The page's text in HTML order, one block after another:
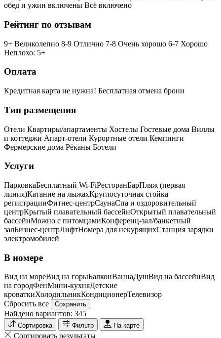
обед и ужин включены Всё включено
Рейтинг по отзывам
9+ Великолепно 8-9 Отлично 7-8 Очень хорошо 6-7 Хорошо
Неплохо: 5+
Оплата
Кредитная карта не нужна! Бесплатная отмена брони
Тип размещения
Отели Квартиры/апартаменты Хостелы Гостевые дома Виллы
и коттеджи Апарт-отели Курортные отели Кемпинги
Фермерские дома Рёканы Ботели
Услуги
ПарковкаБесплатный Wi-FiРесторанБарПляж (первая
линия)Катание на лыжахКруглосуточная стойка
регистрацииФитнес-центрСаунаСпа и оздоровительный
центрКрытый плавательный бассейнОткрытый плавательный
бассейнМожно с питомцамиКонференц-зал/банкетный
залБизнес-центрЛифтНомера для некурящихCтанция зарядки
электромобилей
В номере
Вид на мореВид на горыБалконВаннаДушВид на бассейнВид
на городФенМини-кухняДетские
кроваткиХолодильникКондиционерТелевизор
Сбросить все
Сохранить
Найдено вариантов: 345
Сортировка Фильтр На карте
Сортировать результаты